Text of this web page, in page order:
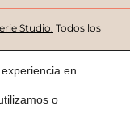
Studio. Todos los
en
o